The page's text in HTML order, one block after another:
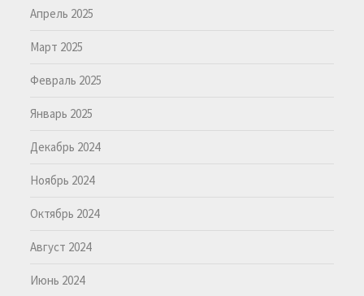
Апрель 2025
Март 2025
Февраль 2025
Январь 2025
Декабрь 2024
Ноябрь 2024
Октябрь 2024
Август 2024
Июнь 2024